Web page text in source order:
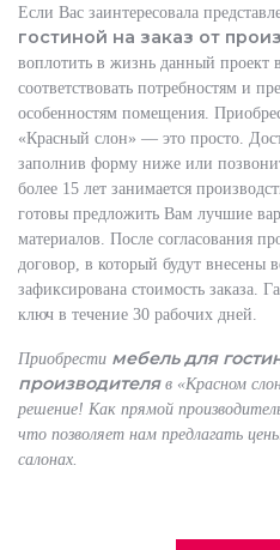
Если Вас заинтересовала
гостиной на заказ от
воплотить в жизнь данный проект
соответствовать потребностям и
особенностям помещения.
«Красный слон» — это просто.
заполнив форму ниже или
более 15 лет занимается
готовы предложить Вам лучшие
материалов. После согласования
договор, в который будут внесены
зафиксирована стоимость заказа.
ключ в течение 30 рабочих дней.
Приобрести мебель для
производителяв «Красном
решение! Как прямой
что позволяет нам предлагать
салонах.